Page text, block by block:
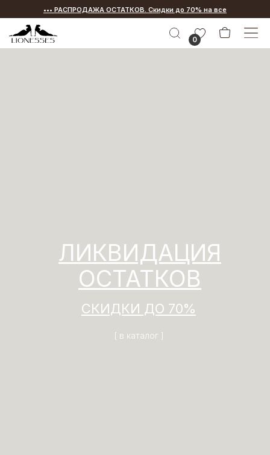
••• РАСПРОДАЖА ОСТАТКОВ. Скидки до 70% на все
•••
0
[ в каталог ]
ЛИКВИДАЦИЯ
ОСТАТКОВ
СКИДКИ ДО 70%